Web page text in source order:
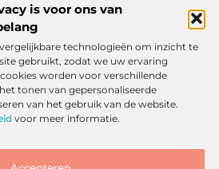
is voor ons van
technologieën om inzicht te
gebruikt, zodat we uw ervaring
worden voor verschillende
tonen van gepersonaliseerde
van het gebruik van de website.
voor meer informatie.
Partners Over ons
Website index
website: haal alles uit je online platform